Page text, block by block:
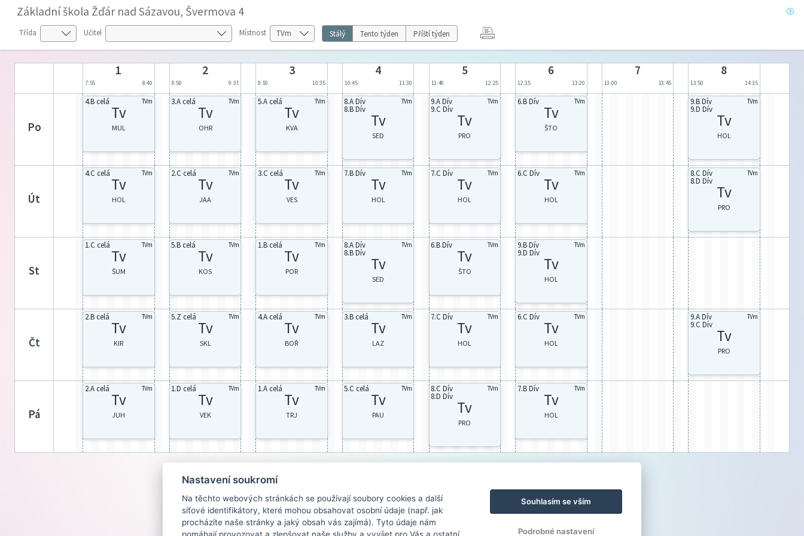
Základní škola Žďár nad Sázavou, Švermova 4
Třída Učitel Místnost Stálý Tento týden Příští týden
1
7:55 8:40
2
8:50 9:35
3
9:50 10:35
4
10:45 11:30
5
11:40 12:25
6
12:35 13:20
7
13:00 13:45
8
13:50 14:35
po
4.B celá TVm
Tv
MUL
3.A celá TVm
Tv
OHR
5.A celá TVm
Tv
KVA
8.A Dív
8.B Dív
TVm
Tv
SED
9.A Dív
9.C Dív
TVm
Tv
PRO
6.B Dív TVm
Tv
ŠTO
9.B Dív
9.D Dív
TVm
Tv
HOL
út
4.C celá TVm
Tv
HOL
2.C celá TVm
Tv
JAA
3.C celá TVm
Tv
VES
7.B Dív TVm
Tv
HOL
7.C Dív TVm
Tv
HOL
6.C Dív TVm
Tv
HOL
8.C Dív
8.D Dív
TVm
Tv
PRO
st
1.C celá TVm
Tv
ŠUM
5.B celá TVm
Tv
KOS
1.B celá TVm
Tv
POR
8.A Dív
8.B Dív
TVm
Tv
SED
6.B Dív TVm
Tv
ŠTO
9.B Dív
9.D Dív
TVm
Tv
HOL
čt
2.B celá TVm
Tv
KIR
5.Z celá TVm
Tv
SKL
4.A celá TVm
Tv
BOŘ
3.B celá TVm
Tv
LAZ
7.C Dív TVm
Tv
HOL
6.C Dív TVm
Tv
HOL
9.A Dív
9.C Dív
TVm
Tv
PRO
pá
2.A celá TVm
Tv
JUH
1.D celá TVm
Tv
VEK
1.A celá TVm
Tv
TRJ
5.C celá TVm
Tv
PAU
8.C Dív
8.D Dív
TVm
Tv
PRO
7.B Dív TVm
Tv
HOL
Nastavení soukromí
Na těchto webových stránkách se používají soubory cookies a další
síťové identifikátory, které mohou obsahovat osobní údaje (např. jak
procházíte naše stránky a jaký obsah vás zajímá). Tyto údaje nám
Souhlasím se vším
Podrobné nastavení